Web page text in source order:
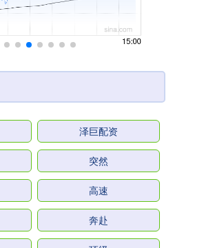
泽巨配资
突然
高速
奔赴